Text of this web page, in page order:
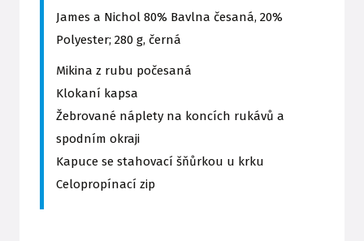
James a Nichol 80% Bavlna česaná, 20%
Polyester; 280 g, černá
Mikina z rubu počesaná
Klokaní kapsa
Žebrované náplety na koncích rukávů a
spodním okraji
Kapuce se stahovací šňůrkou u krku
Celopropínací zip